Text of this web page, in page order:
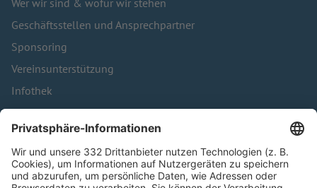
Geschäftsstellen und Ansprechpartner
Sponsoring
Vereinsunterstützung
Infothek
Kontakt
HÄUFIG BESUCHTE SEITEN
Pässe und Vereinswechsel